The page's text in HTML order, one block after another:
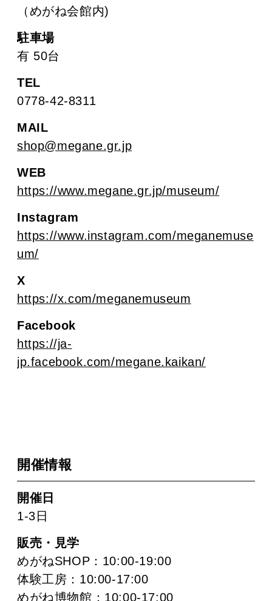
（めがね会館内)
駐車場
有 50台
TEL
0778-42-8311
MAIL
shop@megane.gr.jp
WEB
https://www.megane.gr.jp/museum/
Instagram
https://www.instagram.com/meganemuse
um/
X
https://x.com/meganemuseum
Facebook
https://ja-
jp.facebook.com/megane.kaikan/
開催情報
開催日
1-3日
販売・見学
めがねSHOP：10:00-19:00
体験工房：10:00-17:00
めがね博物館：10:00-17:00